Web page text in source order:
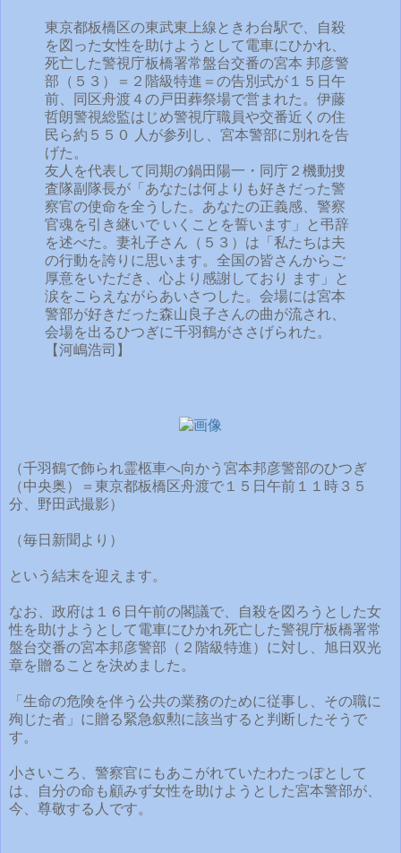
東京都板橋区の東武東上線ときわ台駅で、自殺
を図った女性を助けようとして電車にひかれ、
死亡した警視庁板橋署常盤台交番の宮本 邦彦警
部（５３）＝２階級特進＝の告別式が１５日午
前、同区舟渡４の戸田葬祭場で営まれた。伊藤
哲朗警視総監はじめ警視庁職員や交番近くの住
民ら約５５０ 人が参列し、宮本警部に別れを告
げた。
友人を代表して同期の鍋田陽一・同庁２機動捜
査隊副隊長が「あなたは何よりも好きだった警
察官の使命を全うした。あなたの正義感、警察
官魂を引き継いで いくことを誓います」と弔辞
を述べた。妻礼子さん（５３）は「私たちは夫
の行動を誇りに思います。全国の皆さんからご
厚意をいただき、心より感謝しており ます」と
涙をこらえながらあいさつした。会場には宮本
警部が好きだった森山良子さんの曲が流され、
会場を出るひつぎに千羽鶴がささげられた。
【河嶋浩司】
（千羽鶴で飾られ霊柩車へ向かう宮本邦彦警部のひつぎ
（中央奥）＝東京都板橋区舟渡で１５日午前１１時３５
分、野田武撮影）
（毎日新聞より）
という結末を迎えます。
なお、政府は１６日午前の閣議で、自殺を図ろうとした女
性を助けようとして電車にひかれ死亡した警視庁板橋署常
盤台交番の宮本邦彦警部（２階級特進）に対し、旭日双光
章を贈ることを決めました。
「生命の危険を伴う公共の業務のために従事し、その職に
殉じた者」に贈る緊急叙勲に該当すると判断したそうで
す。
小さいころ、警察官にもあこがれていたわたっぽとして
は、自分の命も顧みず女性を助けようとした宮本警部が、
今、尊敬する人です。